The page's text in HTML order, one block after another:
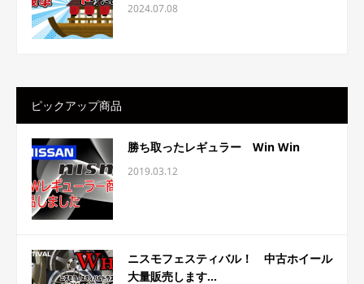
2024.07.08
ピックアップ商品
勝ち取ったレギュラー Win Win
2019.03.12
ニスモフェスティバル！ 中古ホイール
大量販売します...